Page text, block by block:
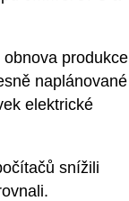
produkce
naplánované
elektrické
snížili